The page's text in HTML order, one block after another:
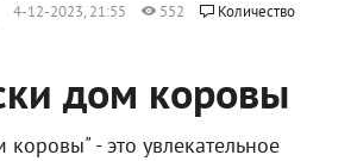
4-12-2023, 21:55 552
Количество
дом коровы
коровы" - это увлекательное